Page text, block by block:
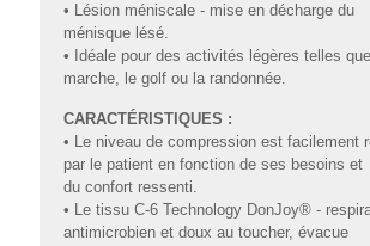
• Lésion méniscale - mise en décharge du
ménisque lésé.
• Idéale pour des activités légères telles
marche, le golf ou la randonnée.
CARACTÉRISTIQUES :
• Le niveau de compression est facilement
par le patient en fonction de ses besoins et
du confort ressenti.
• Le tissu C-6 Technology DonJoy® -
antimicrobien et doux au toucher, évacue